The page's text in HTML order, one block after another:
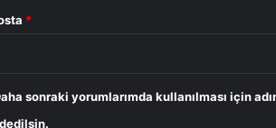
*
sonraki yorumlarımda kullanılması için